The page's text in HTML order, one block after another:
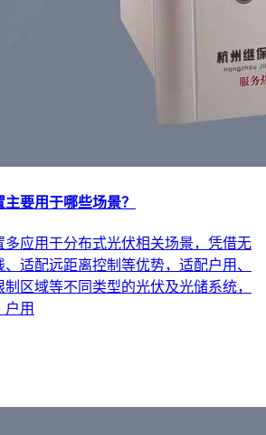
要用于哪些场景？
多应用于分布式光伏相关场景，凭借无
适配远距离控制等优势，适配户用、
区域等不同类型的光伏及光储系统，
户用